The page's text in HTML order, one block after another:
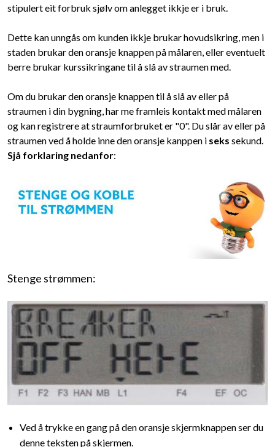
stipulert eit forbruk sjølv om anlegget ikkje er i bruk.
Dette kan unngås om kunden ikkje brukar hovudsikring, men i
staden brukar den oransje knappen på målaren, eller eventuelt
berre brukar kurssikringane til å slå av straumen med.
Om du brukar den oransje knappen til å slå av eller på
straumen i din bygning, har me framleis kontakt med målaren
og kan registrere at straumforbruket er "0". Du slår av eller på
straumen ved å holde inne den oransje kanppen i seks sekund.
Sjå forklaring nedanfor:
Stenge strømmen:
Ved å trykke en gang på den oransje skjermknappen ser du
denne teksten på skjermen.